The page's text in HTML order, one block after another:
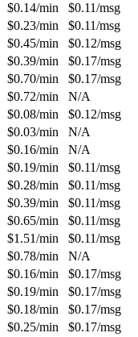
$0.14/min $0.11/msg
$0.23/min $0.11/msg
$0.45/min $0.12/msg
$0.39/min $0.17/msg
$0.70/min $0.17/msg
$0.72/min
N/A
$0.08/min $0.12/msg
$0.03/min
N/A
$0.16/min
N/A
$0.19/min $0.11/msg
$0.28/min $0.11/msg
$0.39/min $0.11/msg
$0.65/min $0.11/msg
$1.51/min $0.11/msg
$0.78/min
N/A
$0.16/min $0.17/msg
$0.19/min $0.17/msg
$0.18/min $0.17/msg
$0.25/min $0.17/msg